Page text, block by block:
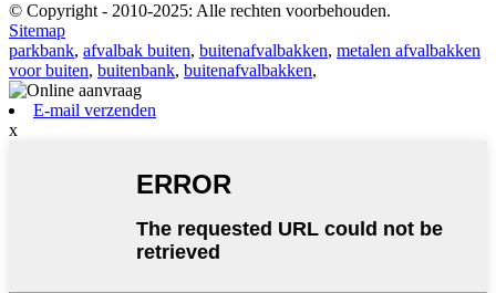
© Copyright - 2010-2025: Alle rechten voorbehouden.
Sitemap
parkbank, afvalbak buiten, buitenafvalbakken, metalen afvalbakken
voor buiten, buitenbank, buitenafvalbakken,
E-mail verzenden
x